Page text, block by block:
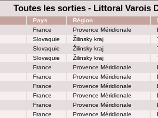
Toutes les sorties - Littoral Varois
Pays Région
France Provence Méridionale
Slovaquie Žilinsky kraj
Slovaquie Žilinsky kraj
Slovaquie Žilinsky kraj
France Provence Méridionale
France Provence Méridionale
France Provence Méridionale
France Provence Méridionale
France Provence Méridionale
France Provence Méridionale